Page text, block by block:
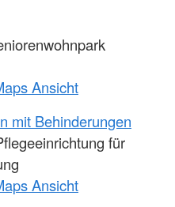
Ansicht
mit Behinderungen
für
Ansicht